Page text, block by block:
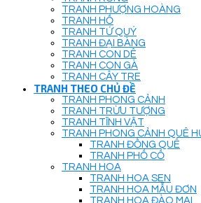
TRANH PHƯỢNG HOÀNG
TRANH HỔ
TRANH TỨ QUÝ
TRANH ĐẠI BÀNG
TRANH CON DÊ
TRANH CON GÀ
TRANH CÂY TRE
TRANH THEO CHỦ ĐỀ
TRANH PHONG CẢNH
TRANH TRỪU TƯỢNG
TRANH TĨNH VẬT
TRANH PHONG CẢNH QUÊ
TRANH ĐỒNG QUÊ
TRANH PHỐ CỔ
TRANH HOA
TRANH HOA SEN
TRANH HOA MẪU ĐƠN
TRANH HOA ĐÀO MAI